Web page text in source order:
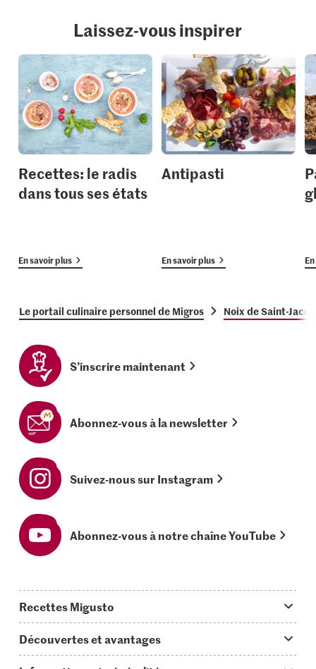
Laissez-vous inspirer
Recettes: le radis
dans tous ses états
En savoir plus
Antipasti
En savoir plus
Le portail culinaire personnel de Migros Noix de Saint-
S’inscrire maintenant
Abonnez-vous à la newsletter
Suivez-nous sur Instagram
Abonnez-vous à notre chaîne YouTube
Recettes Migusto
Idées de menus
Découvertes et avantages